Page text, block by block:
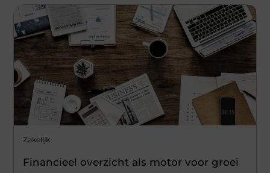
Zakelijk
Financieel overzicht als motor voor groei